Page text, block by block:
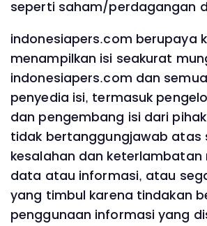
seperti saham/perdagangan
indonesiapers.com berupaya
menampilkan isi seakurat
indonesiapers.com dan
penyedia isi, termasuk
dan pengembang isi dari
tidak bertanggungjawab atas
kesalahan dan keterlambatan
data atau informasi, atau
yang timbul karena tindakan
penggunaan informasi yang